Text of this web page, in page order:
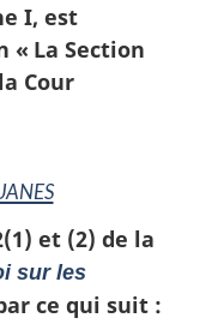
I, est
« La Section
Cour
et (2) de la
sur les
ce qui suit :